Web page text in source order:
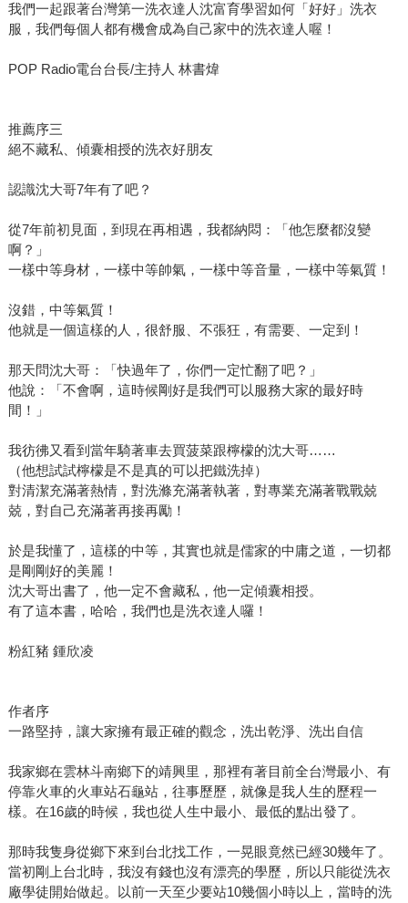
我們一起跟著台灣第一洗衣達人沈富育學習如何「好好」洗衣
服，我們每個人都有機會成為自己家中的洗衣達人喔！
POP Radio電台台長/主持人 林書煒
推薦序三
絕不藏私、傾囊相授的洗衣好朋友
認識沈大哥7年有了吧？
從7年前初見面，到現在再相遇，我都納悶：「他怎麼都沒變
啊？」
一樣中等身材，一樣中等帥氣，一樣中等音量，一樣中等氣質！
沒錯，中等氣質！
他就是一個這樣的人，很舒服、不張狂，有需要、一定到！
那天問沈大哥：「快過年了，你們一定忙翻了吧？」
他說：「不會啊，這時候剛好是我們可以服務大家的最好時
間！」
我彷彿又看到當年騎著車去買菠菜跟檸檬的沈大哥……
（他想試試檸檬是不是真的可以把鐵洗掉）
對清潔充滿著熱情，對洗滌充滿著執著，對專業充滿著戰戰兢
兢，對自己充滿著再接再勵！
於是我懂了，這樣的中等，其實也就是儒家的中庸之道，一切都
是剛剛好的美麗！
沈大哥出書了，他一定不會藏私，他一定傾囊相授。
有了這本書，哈哈，我們也是洗衣達人囉！
粉紅豬 鍾欣凌
作者序
一路堅持，讓大家擁有最正確的觀念，洗出乾淨、洗出自信
我家鄉在雲林斗南鄉下的靖興里，那裡有著目前全台灣最小、有
停靠火車的火車站石龜站，往事歷歷，就像是我人生的歷程一
樣。在16歲的時候，我也從人生中最小、最低的點出發了。
那時我隻身從鄉下來到台北找工作，一晃眼竟然已經30幾年了。
當初剛上台北時，我沒有錢也沒有漂亮的學歷，所以只能從洗衣
廠學徒開始做起。以前一天至少要站10幾個小時以上，當時的洗